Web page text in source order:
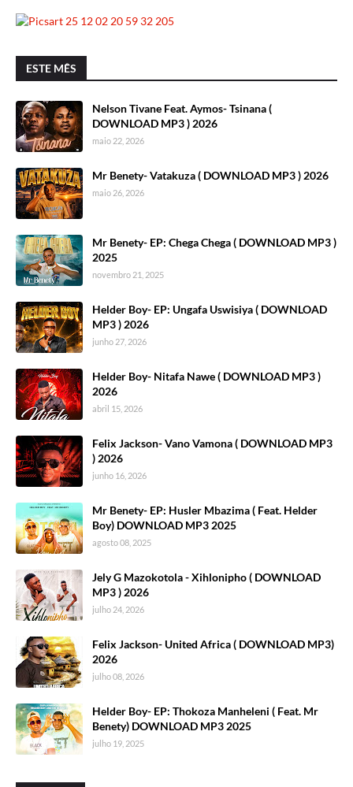
ESTE MÊS
Nelson Tivane Feat. Aymos- Tsinana (
DOWNLOAD MP3 ) 2026
maio 22, 2026
Mr Benety- Vatakuza ( DOWNLOAD MP3 ) 2026
maio 26, 2026
Mr Benety- EP: Chega Chega ( DOWNLOAD MP3 )
2025
novembro 21, 2025
Helder Boy- EP: Ungafa Uswisiya ( DOWNLOAD
MP3 ) 2026
junho 27, 2026
Helder Boy- Nitafa Nawe ( DOWNLOAD MP3 )
2026
abril 15, 2026
Felix Jackson- Vano Vamona ( DOWNLOAD MP3
) 2026
junho 16, 2026
Mr Benety- EP: Husler Mbazima ( Feat. Helder
Boy) DOWNLOAD MP3 2025
agosto 08, 2025
Jely G Mazokotola - Xihlonipho ( DOWNLOAD
MP3 ) 2026
julho 24, 2026
Felix Jackson- United Africa ( DOWNLOAD MP3)
2026
julho 08, 2026
Helder Boy- EP: Thokoza Manheleni ( Feat. Mr
Benety) DOWNLOAD MP3 2025
julho 19, 2025